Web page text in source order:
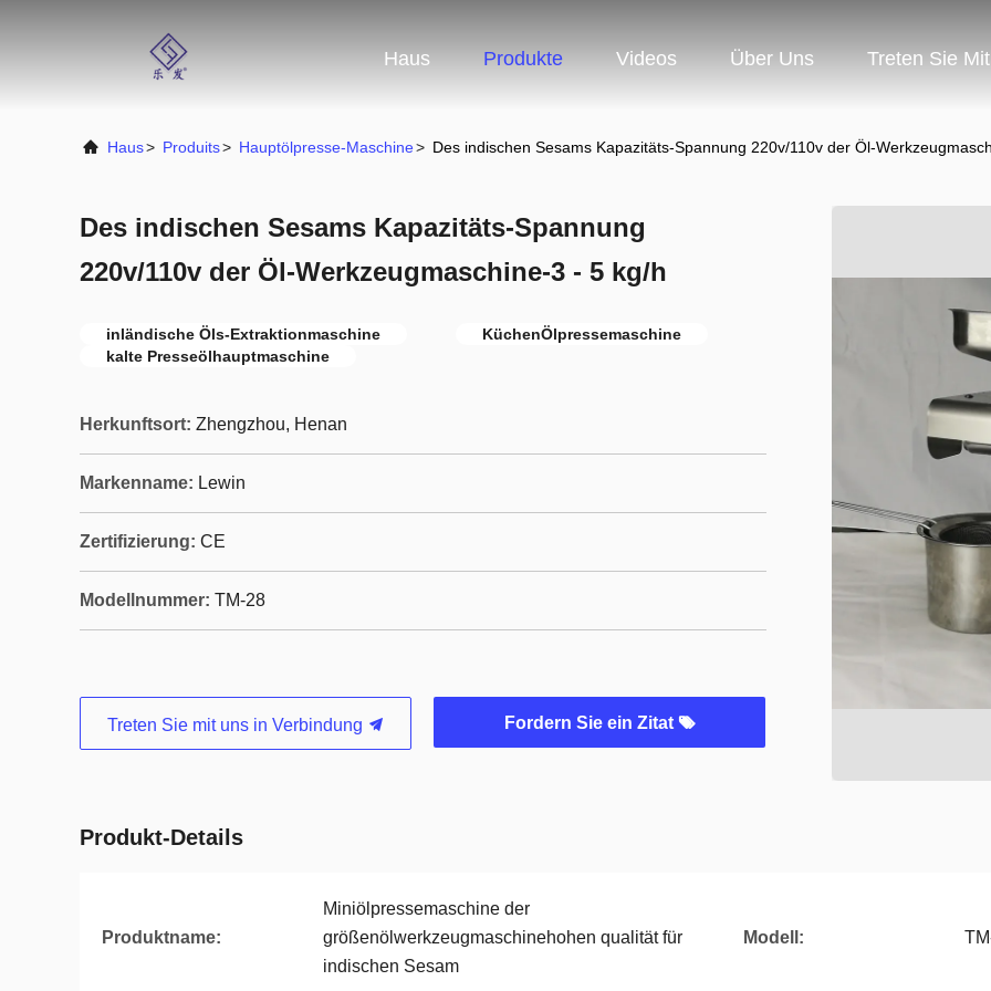
Haus Produkte Videos Über Uns Treten Sie
Haus> Produits> Hauptölpresse-Maschine> Des indischen Sesams Kapazitäts-Spannung 220v/110v der Öl-
Des indischen Sesams Kapazitäts-Spannung
220v/110v der Öl-Werkzeugmaschine-3 - 5 kg/h
inländische Öls-Extraktionmaschine
KüchenÖlpressemaschine
kalte Presseölhauptmaschine
Herkunftsort: Zhengzhou, Henan
Markenname: Lewin
Zertifizierung: CE
Modellnummer: TM-28
Treten Sie mit uns in Verbindung Fordern Sie ein Zitat
Produkt-Details
Produktname:
Miniölpressemaschine der
größenölwerkzeugmaschinehohen qualität für
indischen Sesam
Modell: